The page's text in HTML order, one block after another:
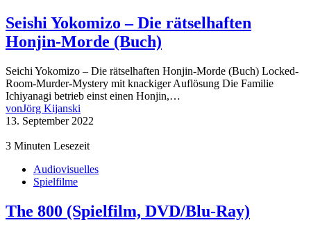
Seishi Yokomizo – Die rätselhaften
Honjin-Morde (Buch)
Seichi Yokomizo – Die rätselhaften Honjin-Morde (Buch) Locked-
Room-Murder-Mystery mit knackiger Auflösung Die Familie
Ichiyanagi betrieb einst einen Honjin,…
vonJörg Kijanski
13. September 2022
3 Minuten Lesezeit
Audiovisuelles
Spielfilme
The 800 (Spielfilm, DVD/Blu-Ray)